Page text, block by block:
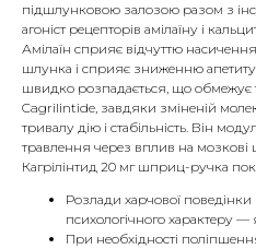
підшлунковою залозою разом з
агоніст рецепторів амілаїну і
Амілаїн сприяє відчуттю
шлунка і сприяє зниженню
швидко розпадається, що обмежує
Cagrilintide, завдяки зміненій
тривалу дію і стабільність. Він
травлення через вплив на мозкові
Кагрілінтид 20 мг шприц-ручка
Розлади харчової поведінки
психологічного характеру —
При необхідності